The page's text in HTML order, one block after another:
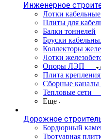
Инженерное
Лотки
Плиты для
Балки тоннелей
Бруски
Коллекторы
Лотки
Опоры ЛЭП
Плита
Сборные каналы
Тепловые сети
Еще
Дорожное
Бордюрный
Тротуарная